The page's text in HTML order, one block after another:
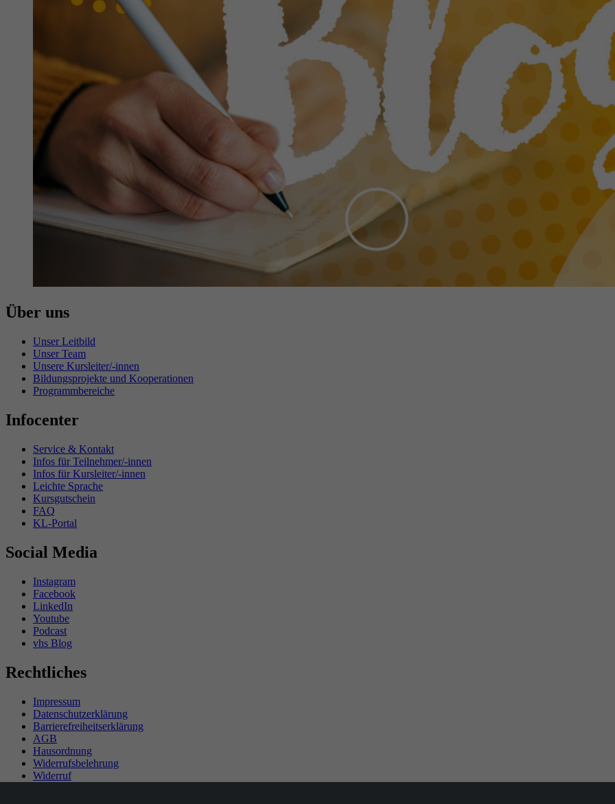
Über uns
Unser Leitbild
Unser Team
Unsere Kursleiter/-innen
Bildungsprojekte und Kooperationen
Programmbereiche
Infocenter
Service & Kontakt
Infos für Teilnehmer/-innen
Infos für Kursleiter/-innen
Leichte Sprache
Kursgutschein
FAQ
KL-Portal
Social Media
Instagram
Facebook
LinkedIn
Youtube
Podcast
vhs Blog
Rechtliches
Impressum
Datenschutzerklärung
Barrierefreiheitserklärung
AGB
Hausordnung
Widerrufsbelehrung
Widerruf